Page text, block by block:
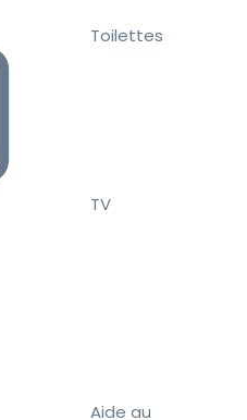
Toilettes
TV
Aide au